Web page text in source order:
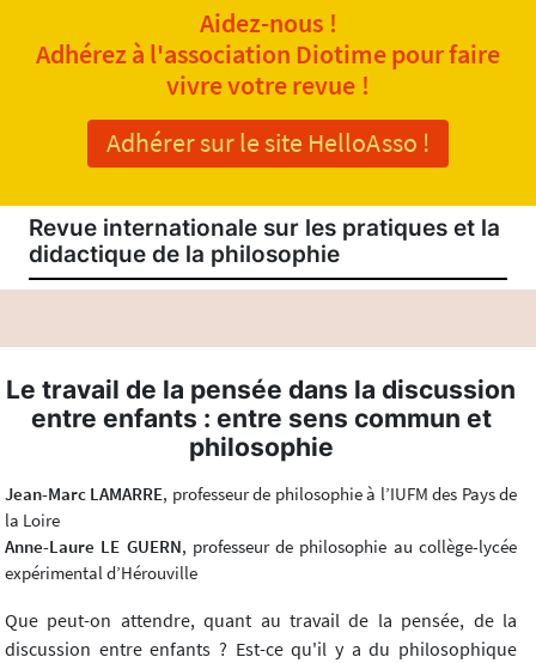
Aidez-nous !
Adhérez à l'association Diotime pour faire
vivre votre revue !
Adhérer sur le site HelloAsso !
Revue internationale sur les pratiques et la
didactique de la philosophie
Le travail de la pensée dans la discussion
entre enfants : entre sens commun et
philosophie
Jean-Marc LAMARRE, professeur de philosophie à l’IUFM des Pays de
la Loire
Anne-Laure LE GUERN, professeur de philosophie au collège-lycée
expérimental d’Hérouville
Que peut-on attendre, quant au travail de la pensée, de la
discussion entre enfants ? Est-ce qu'il y a du philosophique